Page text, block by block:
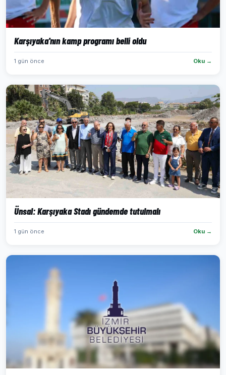
Karşıyaka'nın kamp programı belli oldu
1 gün önce Oku →
Ünsal: Karşıyaka Stadı gündemde tutulmalı
1 gün önce Oku →